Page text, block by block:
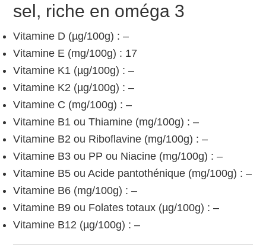
sel, riche en oméga 3
Vitamine D (µg/100g) : –
Vitamine E (mg/100g) : 17
Vitamine K1 (µg/100g) : –
Vitamine K2 (µg/100g) : –
Vitamine C (mg/100g) : –
Vitamine B1 ou Thiamine (mg/100g) : –
Vitamine B2 ou Riboflavine (mg/100g) : –
Vitamine B3 ou PP ou Niacine (mg/100g) : –
Vitamine B5 ou Acide pantothénique (mg/100g) : –
Vitamine B6 (mg/100g) : –
Vitamine B9 ou Folates totaux (µg/100g) : –
Vitamine B12 (µg/100g) : –